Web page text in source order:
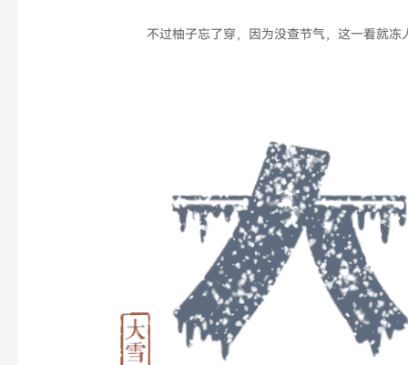
不过柚子忘了穿，因为没查节气，这一看就冻